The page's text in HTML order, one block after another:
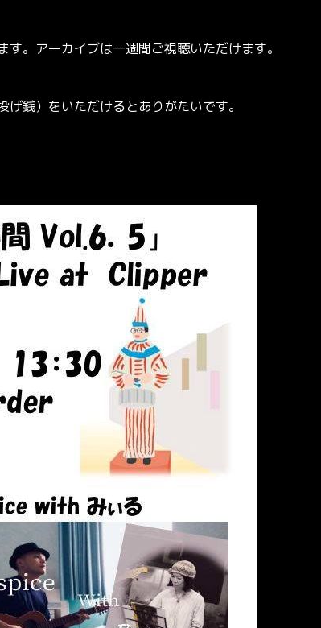
。アーカイブは一週間ご視聴いただけます。
銭）をいただけるとありがたいです。